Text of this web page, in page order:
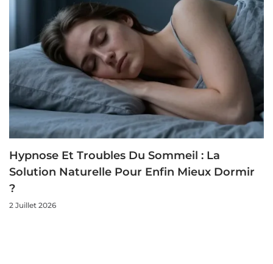
Hypnose Et Troubles Du Sommeil : La
Solution Naturelle Pour Enfin Mieux Dormir
?
2 Juillet 2026